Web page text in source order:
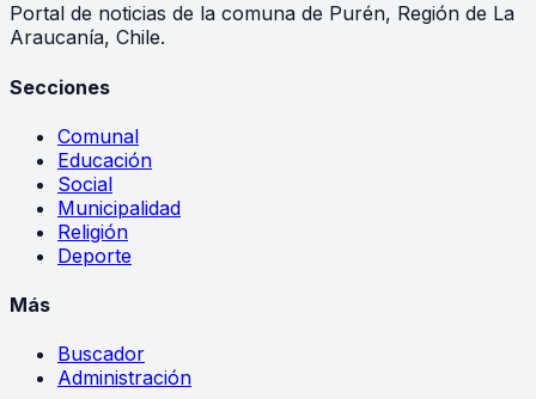
Portal de noticias de la comuna de Purén, Región de La
Araucanía, Chile.
Secciones
Comunal
Educación
Social
Municipalidad
Religión
Deporte
Más
Buscador
Administración